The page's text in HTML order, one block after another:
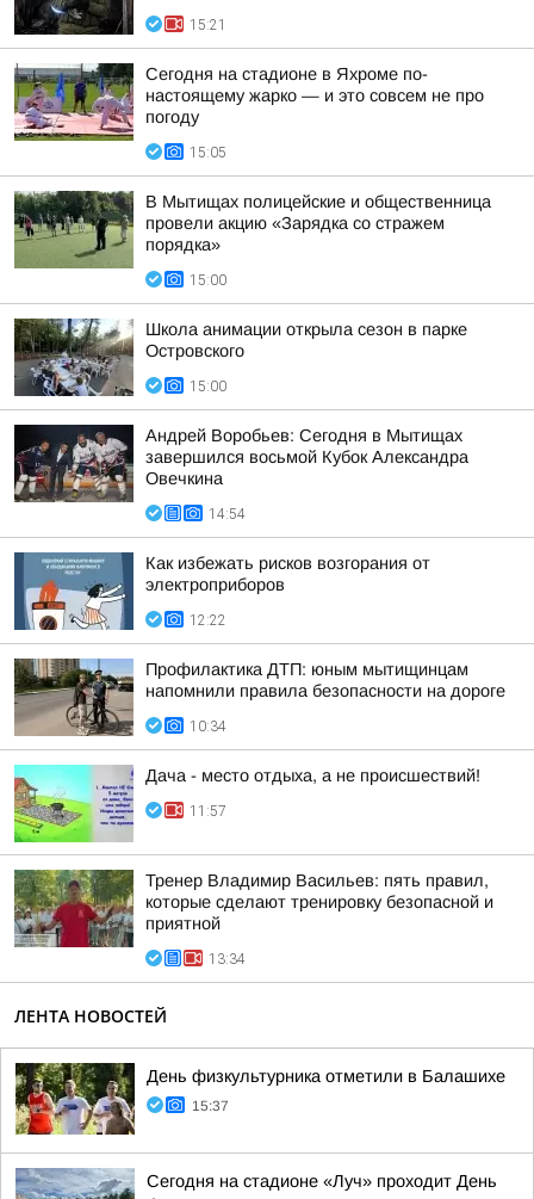
15:21
Сегодня на стадионе в Яхроме по-
настоящему жарко — и это совсем не про
погоду
15:05
В Мытищах полицейские и общественница
провели акцию «Зарядка со стражем
порядка»
15:00
Школа анимации открыла сезон в парке
Островского
15:00
Андрей Воробьев: Сегодня в Мытищах
завершился восьмой Кубок Александра
Овечкина
14:54
Как избежать рисков возгорания от
электроприборов
12:22
Профилактика ДТП: юным мытищинцам
напомнили правила безопасности на дороге
10:34
Дача - место отдыха, а не происшествий!
11:57
Тренер Владимир Васильев: пять правил,
которые сделают тренировку безопасной и
приятной
13:34
ЛЕНТА НОВОСТЕЙ
День физкультурника отметили в Балашихе
15:37
Сегодня на стадионе «Луч» проходит День